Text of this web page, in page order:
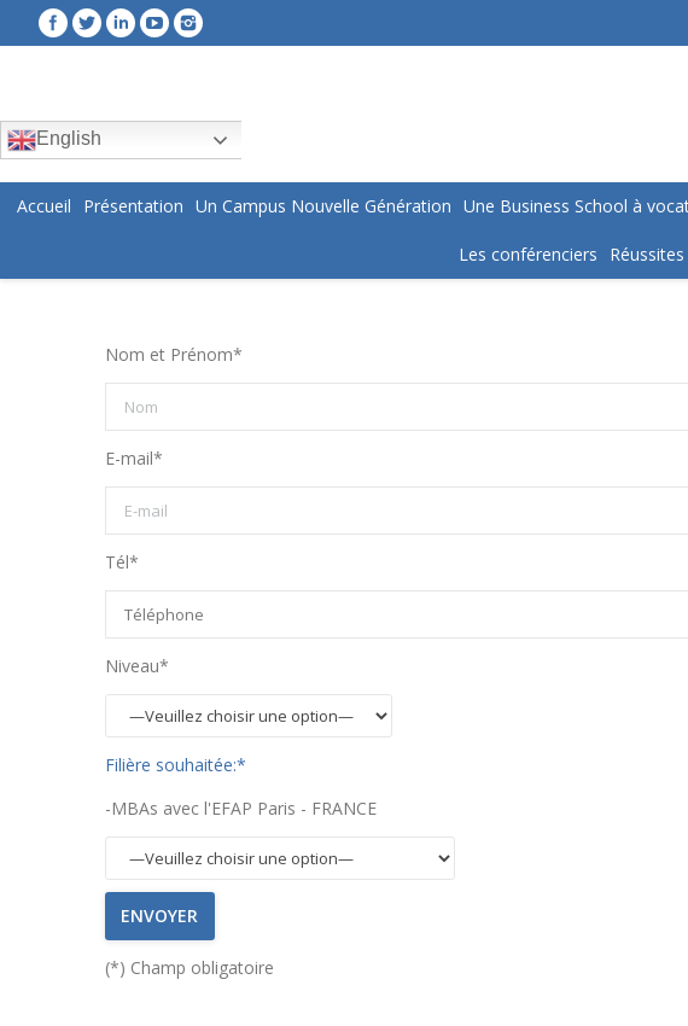
Accueil Présentation Un Campus Nouvelle Génération Une Business School à
Les conférenciers
Nom et Prénom*
E-mail*
Tél*
Niveau*
Filière souhaitée:*
-MBAs avec l'EFAP Paris - FRANCE
(*) Champ obligatoire
English